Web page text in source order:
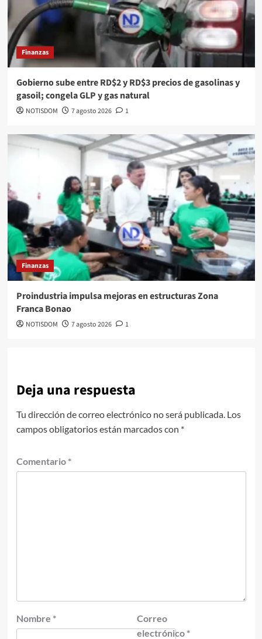
Finanzas
Gobierno sube entre RD$2 y RD$3 precios de gasolinas y
gasoil; congela GLP y gas natural
NOTISDOM 7 agosto 2026 1
Finanzas
Proindustria impulsa mejoras en estructuras Zona
Franca Bonao
NOTISDOM 7 agosto 2026 1
Deja una respuesta
Tu dirección de correo electrónico no será publicada. Los
campos obligatorios están marcados con *
Comentario *
Nombre *
Correo
electrónico *